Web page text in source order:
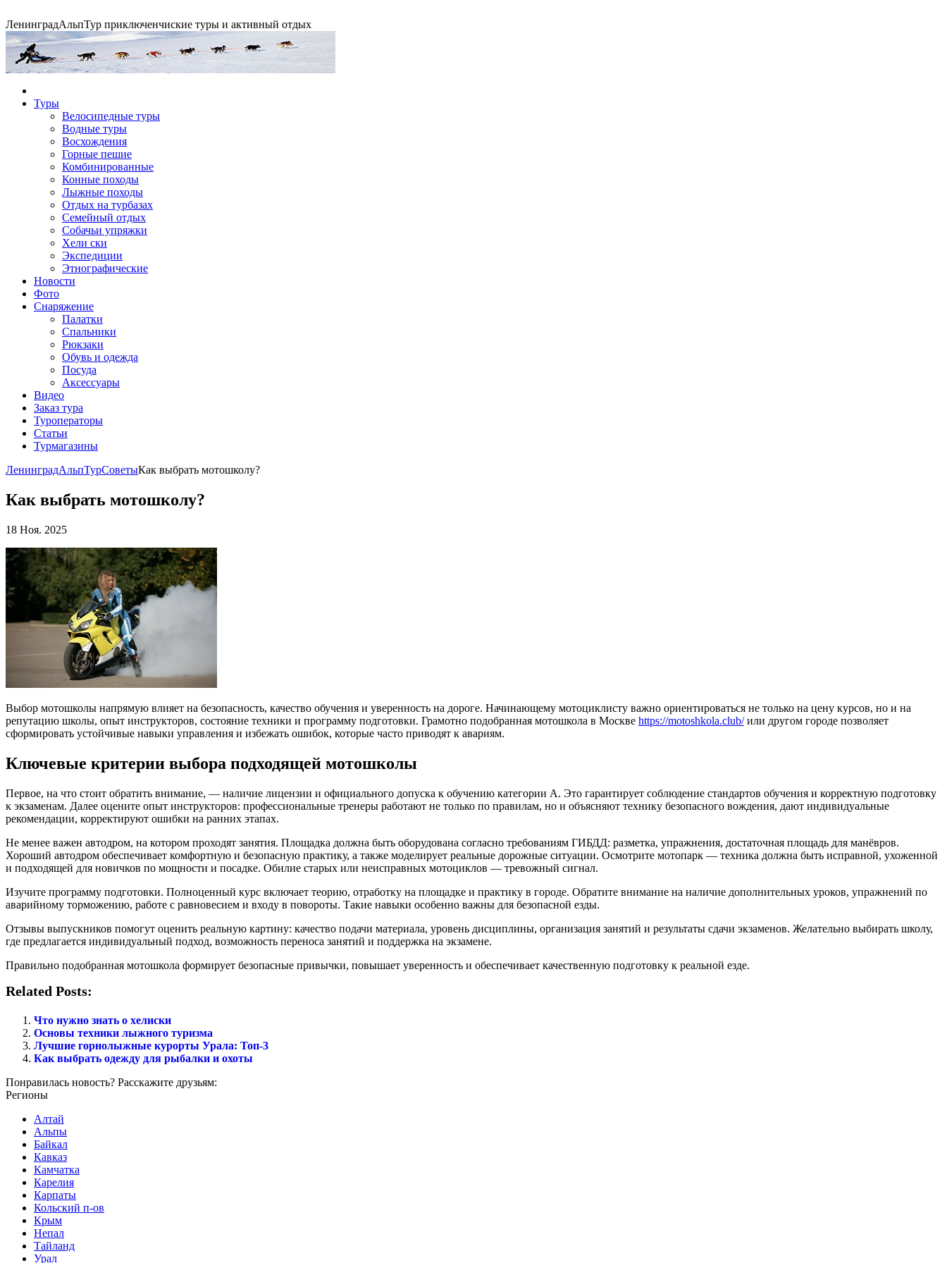
ЛенинградАльпТур приключенчиские туры и активный отдых
Горные экспедиции
Туры
Велосипедные туры
Водные туры
Восхождения
Горные пешие
Комбинированные
Конные походы
Лыжные походы
Отдых на турбазах
Семейный отдых
Собачьи упряжки
Хели ски
Экспедиции
Этнографические
Новости
Фото
Снаряжение
Палатки
Спальники
Рюкзаки
Обувь и одежда
Посуда
Аксессуары
Видео
Заказ тура
Туроператоры
Статьи
Турмагазины
ЛенинградАльпТурСоветыКак выбрать мотошколу?
Как выбрать мотошколу?
18 Ноя. 2025
Выбор мотошколы напрямую влияет на безопасность, качество обучения и уверенность на дороге. Начинающему мотоциклисту важно ориентироваться не только на цену курсов, но и на
репутацию школы, опыт инструкторов, состояние техники и программу подготовки. Грамотно подобранная мотошкола в Москве https://motoshkola.club/или другом городе позволяет
сформировать устойчивые навыки управления и избежать ошибок, которые часто приводят к авариям.
Ключевые критерии выбора подходящей мотошколы
Первое, на что стоит обратить внимание, — наличие лицензии и официального допуска к обучению категории А. Это гарантирует соблюдение стандартов обучения и корректную подготовку
к экзаменам. Далее оцените опыт инструкторов: профессиональные тренеры работают не только по правилам, но и объясняют технику безопасного вождения, дают индивидуальные
рекомендации, корректируют ошибки на ранних этапах.
Не менее важен автодром, на котором проходят занятия. Площадка должна быть оборудована согласно требованиям ГИБДД: разметка, упражнения, достаточная площадь для манёвров.
Хороший автодром обеспечивает комфортную и безопасную практику, а также моделирует реальные дорожные ситуации. Осмотрите мотопарк — техника должна быть исправной, ухоженной
и подходящей для новичков по мощности и посадке. Обилие старых или неисправных мотоциклов — тревожный сигнал.
Изучите программу подготовки. Полноценный курс включает теорию, отработку на площадке и практику в городе. Обратите внимание на наличие дополнительных уроков, упражнений по
аварийному торможению, работе с равновесием и входу в повороты. Такие навыки особенно важны для безопасной езды.
Отзывы выпускников помогут оценить реальную картину: качество подачи материала, уровень дисциплины, организация занятий и результаты сдачи экзаменов. Желательно выбирать школу,
где предлагается индивидуальный подход, возможность переноса занятий и поддержка на экзамене.
Правильно подобранная мотошкола формирует безопасные привычки, повышает уверенность и обеспечивает качественную подготовку к реальной езде.
Related Posts:
Что нужно знать о хелиски
Основы техники лыжного туризма
Лучшие горнолыжные курорты Урала: Топ-3
Как выбрать одежду для рыбалки и охоты
Понравилась новость? Расскажите друзьям:
Регионы
Алтай
Альпы
Байкал
Кавказ
Камчатка
Карелия
Карпаты
Кольский п-ов
Крым
Непал
Тайланд
Урал